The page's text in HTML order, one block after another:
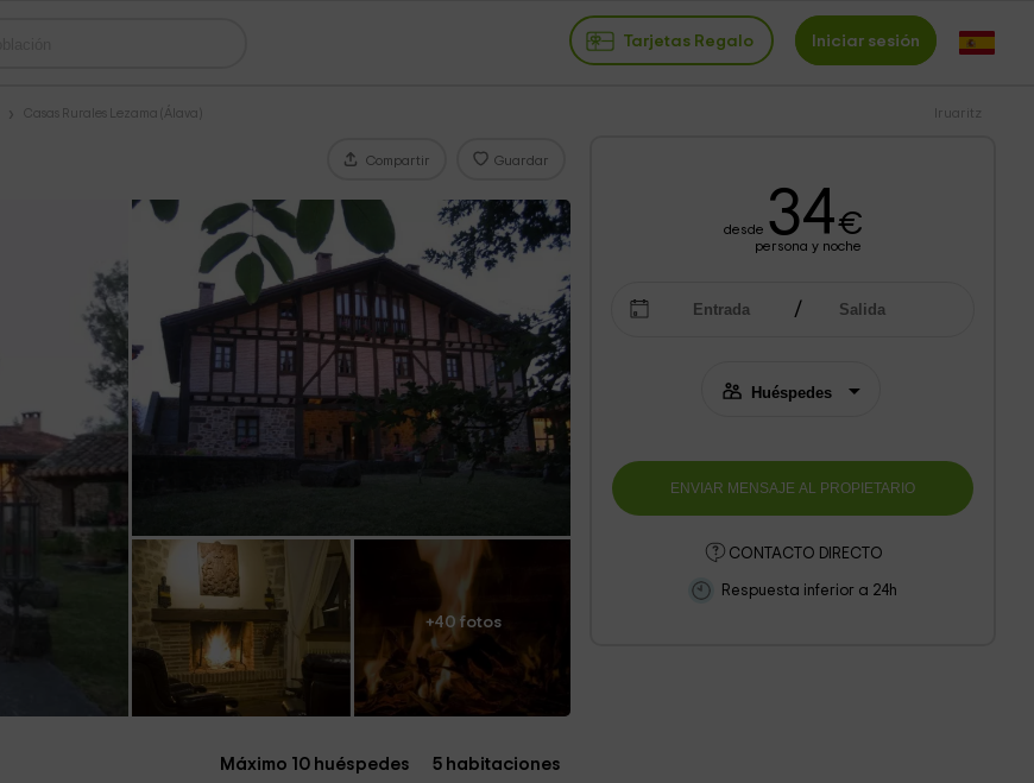
Tarjetas Regalo Iniciar sesión
Casas Rurales Lezama (Álava) Iruaritz
Compartir Guardar
+40 fotos
desde 34€
persona y noche
CONTACTO DIRECTO
Respuesta inferior a 24h
Máximo 10 huéspedes 5 habitaciones